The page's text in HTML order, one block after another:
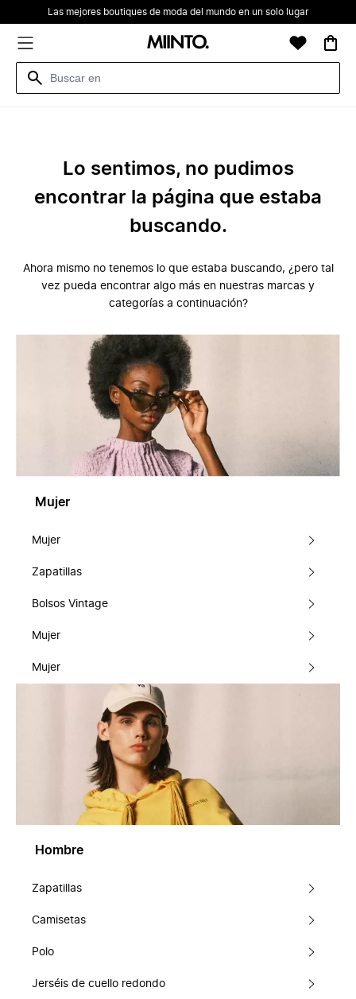
Las mejores boutiques de moda del mundo en un solo lugar
Lo sentimos, no pudimos
encontrar la página que estaba
buscando.
Ahora mismo no tenemos lo que estaba buscando, ¿pero tal
vez pueda encontrar algo más en nuestras marcas y
categorías a continuación?
Mujer
Mujer
Zapatillas
Bolsos Vintage
Mujer
Mujer
Hombre
Zapatillas
Camisetas
Polo
Jerséis de cuello redondo